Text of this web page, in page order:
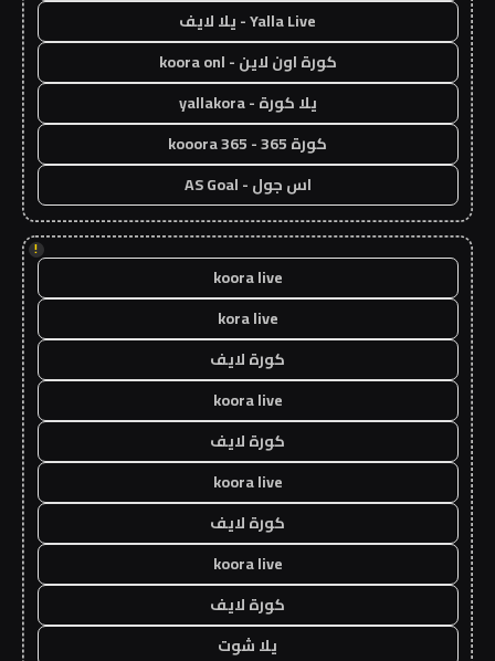
Yalla Live - يلا لايف
كورة اون لاين - koora onl
يلا كورة - yallakora
كورة 365 - kooora 365
اس جول - AS Goal
!
koora live
kora live
كورة لايف
koora live
كورة لايف
koora live
كورة لايف
koora live
كورة لايف
يلا شوت